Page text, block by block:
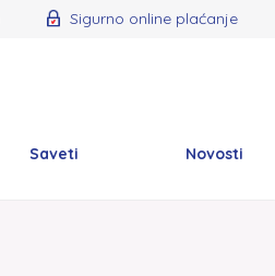
Sigurno online plaćanje
Saveti Novosti